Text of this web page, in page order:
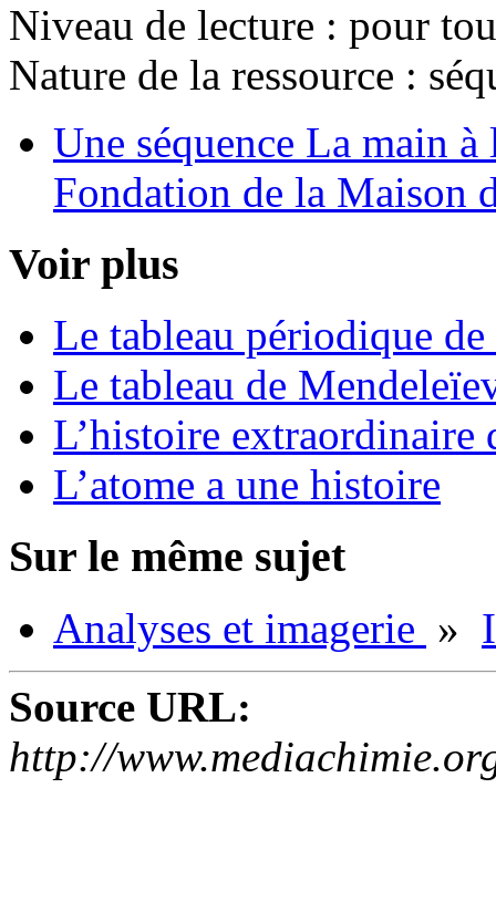
Niveau de lecture : pour
Nature de la ressource :
Une séquence La main
Fondation de la Maison
Voir plus
Le tableau périodique
Le tableau de
L’histoire extraordinaire
L’atome a une histoire
Sur le même sujet
Analyses et imagerie »
Source URL:
http://